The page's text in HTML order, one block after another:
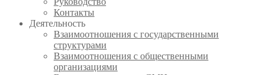
Контакты
Деятельность
Взаимоотношения с государственными
структурами
Взаимоотношения с общественными
организациями